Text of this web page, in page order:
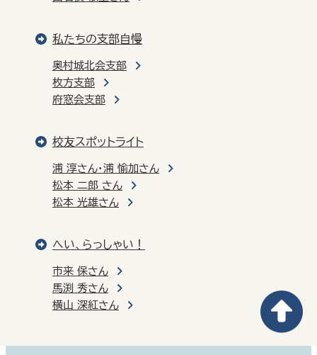
私たちの支部自慢
奥村城北会支部
枚方支部
府窓会支部
校友スポットライト
浦 淳さん・浦 愉加さん
松本 二郎 さん
松本 光雄さん
へい、らっしゃい！
市来 保さん
馬渕 秀さん
横山 深紅さん